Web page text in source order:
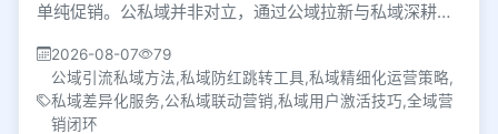
单纯促销。公私域并非对立，通过公域拉新与私域深耕，
2026-08-07
79
公域引流私域方法,私域防红跳转工具,私域精细化运营策略,
私域差异化服务,公私域联动营销,私域用户激活技巧,全域营
销闭环